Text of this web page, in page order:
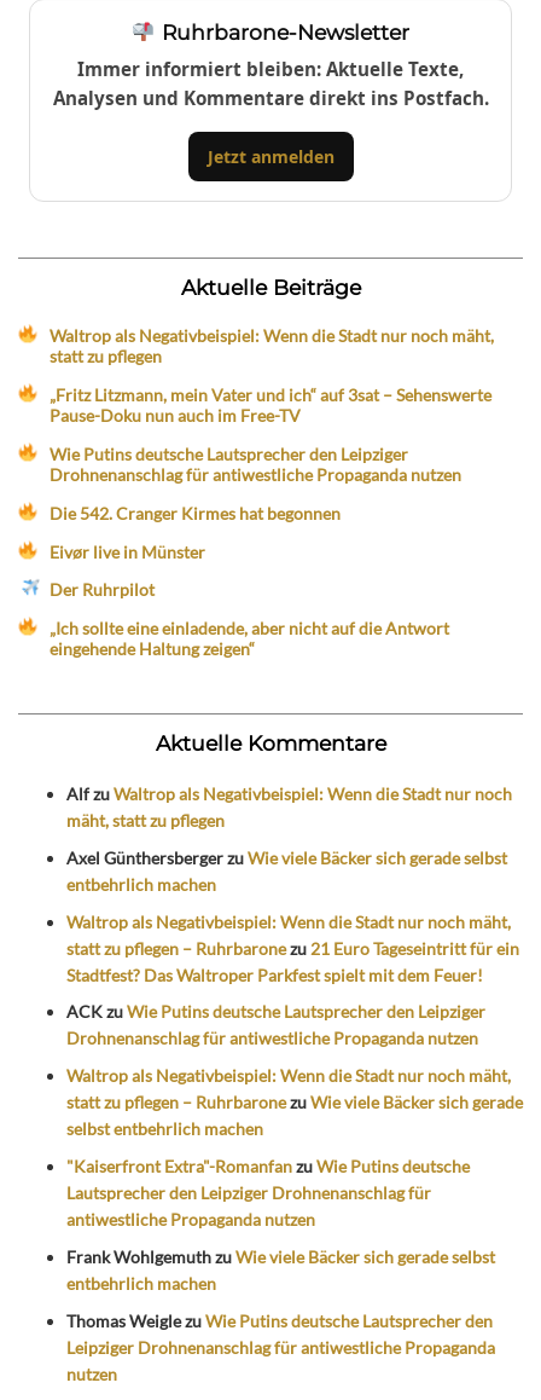
Ruhrbarone-Newsletter
Immer informiert bleiben: Aktuelle Texte,
Analysen und Kommentare direkt ins Postfach.
Jetzt anmelden
Aktuelle Beiträge
Waltrop als Negativbeispiel: Wenn die Stadt nur noch mäht,
statt zu pflegen
„Fritz Litzmann, mein Vater und ich“ auf 3sat – Sehenswerte
Pause-Doku nun auch im Free-TV
Wie Putins deutsche Lautsprecher den Leipziger
Drohnenanschlag für antiwestliche Propaganda nutzen
Die 542. Cranger Kirmes hat begonnen
Eivør live in Münster
Der Ruhrpilot
„Ich sollte eine einladende, aber nicht auf die Antwort
eingehende Haltung zeigen“
Aktuelle Kommentare
AlfzuWaltrop als Negativbeispiel: Wenn die Stadt nur noch
mäht, statt zu pflegen
Axel GünthersbergerzuWie viele Bäcker sich gerade selbst
entbehrlich machen
Waltrop als Negativbeispiel: Wenn die Stadt nur noch mäht,
statt zu pflegen – Ruhrbaronezu 21 Euro Tageseintritt für ein
Stadtfest? Das Waltroper Parkfest spielt mit dem Feuer!
ACKzuWie Putins deutsche Lautsprecher den Leipziger
Drohnenanschlag für antiwestliche Propaganda nutzen
Waltrop als Negativbeispiel: Wenn die Stadt nur noch mäht,
statt zu pflegen – RuhrbaronezuWie viele Bäcker sich gerade
selbst entbehrlich machen
"Kaiserfront Extra"-RomanfanzuWie Putins deutsche
Lautsprecher den Leipziger Drohnenanschlag für
antiwestliche Propaganda nutzen
Frank WohlgemuthzuWie viele Bäcker sich gerade selbst
entbehrlich machen
Thomas WeiglezuWie Putins deutsche Lautsprecher den
Leipziger Drohnenanschlag für antiwestliche Propaganda
nutzen